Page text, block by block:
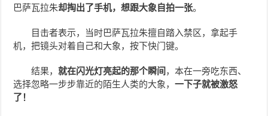
巴萨瓦拉朱却掏出了手机，想跟大象自拍一张。
目击者表示，当时巴萨瓦拉朱擅自踏入禁区，拿起手
机，把镜头对着自己和大象，按下快门键。
结果，就在闪光灯亮起的那个瞬间 ，本在一旁吃东西、
选择忽略一步步靠近的陌生人类的大象，一下子就被激怒
了！